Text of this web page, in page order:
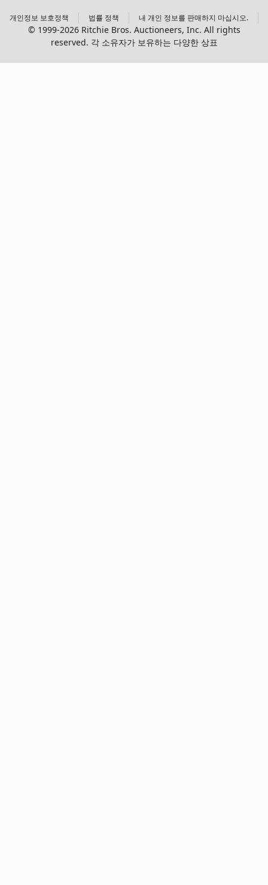
개인정보 보호정책 법률 정책 내 개인 정보를 판매하지 마십시오.
© 1999-2026 Ritchie Bros. Auctioneers, Inc. All rights
reserved. 각 소유자가 보유하는 다양한 상표